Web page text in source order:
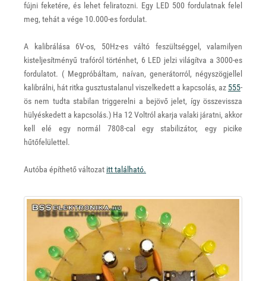
fújni feketére, és lehet feliratozni. Egy LED 500 fordulatnak felel
meg, tehát a vége 10.000-es fordulat.
A kalibrálása 6V-os, 50Hz-es váltó feszültséggel, valamilyen
kisteljesítményű trafóról történhet, 6 LED jelzi világítva a 3000-es
fordulatot. ( Megpróbáltam, naívan, generátorról, négyszögjellel
kalibrálni, hát ritka gusztustalanul viszelkedett a kapcsolás, az 555-
ös nem tudta stabilan triggerelni a bejövő jelet, így összevissza
hülyéskedett a kapcsolás.) Ha 12 Voltról akarja valaki járatni, akkor
kell elé egy normál 7808-cal egy stabilizátor, egy picike
hűtőfelülettel.
Autóba építhető változat itt található.